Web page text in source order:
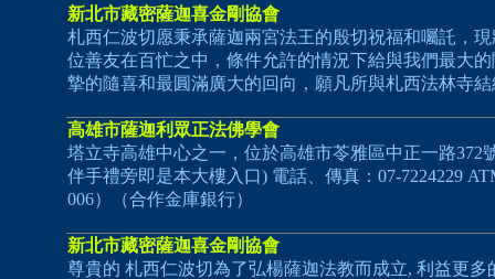
新北市藏密薩迦喜金剛協會
札西仁波切愿秉承薩迦兩宮法王的殷切祝福和囑託，
位善友在百忙之中，條件允許的情況下給與我們最大
摯的隨喜和最圓滿廣大的回向，願凡所與札西法林寺
高雄市薩迦利眾正法佛學會
塔立寺高雄中心之一，位於高雄市苓雅區中正一路372
伴手禮旁即是本大樓入口) 電話、傳真：07-7224229
006）（合作金庫銀行）
新北市藏密薩迦喜金剛協會
尊貴的 札西仁波切為了弘楊薩迦法教而成立, 利益更多